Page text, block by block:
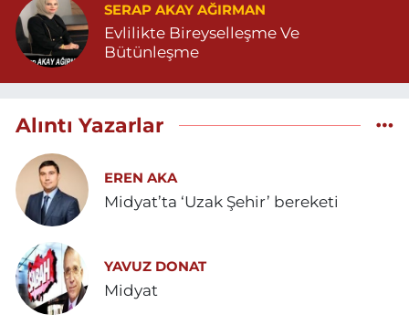
SERAP AKAY AĞIRMAN
Evlilikte Bireyselleşme Ve
Bütünleşme
Alıntı Yazarlar
EREN AKA
Midyat’ta ‘Uzak Şehir’ bereketi
YAVUZ DONAT
Midyat